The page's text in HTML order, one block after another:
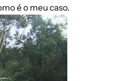
é o meu caso.